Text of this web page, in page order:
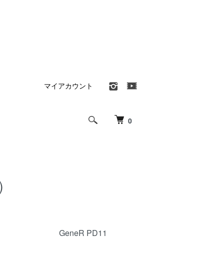
0
マイアカウント
GeneR PD11